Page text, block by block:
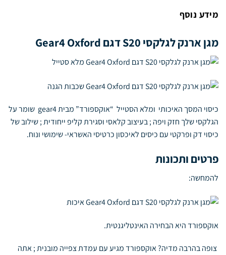
מידע נוסף
מגן ארנק לגלקסי S20 דגם Gear4 Oxford
כיסוי המסך האיכותי ומלא הסטייל “אוקספורד” מבית gear4 שומר על
הגלקסי שלך חזק ויפה ; בעיצוב קלאסי וסגירת קליפ ייחודית ; שילוב של
כיסוי דק ופרקטי עם כיסים לאיכסון כרטיסי האשראי- שימושי ונוח.
פרטים ותכונות
להמחשה:
אוקספורד היא הבחירה האינטליגנטית.
צופה בהרבה מדיה? אוקספורד מגיע עם עמדת צפייה מובנית ; אתה